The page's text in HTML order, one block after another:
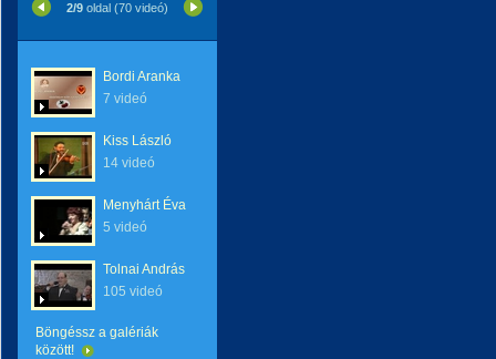
2/9 oldal (70 videó)
Bordi Aranka
7 videó
Kiss László
14 videó
Menyhárt Éva
5 videó
Tolnai András
105 videó
Böngéssz a galériák
között!